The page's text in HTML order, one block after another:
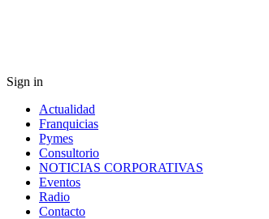
Sign in
Actualidad
Franquicias
Pymes
Consultorio
NOTICIAS CORPORATIVAS
Eventos
Radio
Contacto